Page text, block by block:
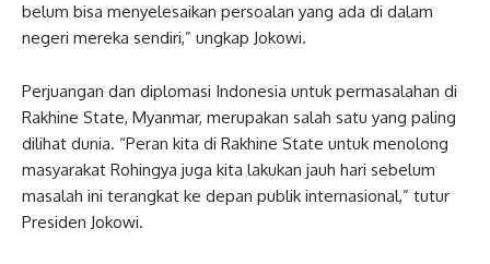
belum bisa menyelesaikan persoalan yang ada di dalam
negeri mereka sendiri,” ungkap Jokowi.
Perjuangan dan diplomasi Indonesia untuk permasalahan di
Rakhine State, Myanmar, merupakan salah satu yang paling
dilihat dunia. “Peran kita di Rakhine State untuk menolong
masyarakat Rohingya juga kita lakukan jauh hari sebelum
masalah ini terangkat ke depan publik internasional,” tutur
Presiden Jokowi.